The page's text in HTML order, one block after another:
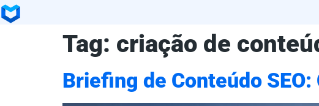
Tag: criação de
Briefing de Conteúdo